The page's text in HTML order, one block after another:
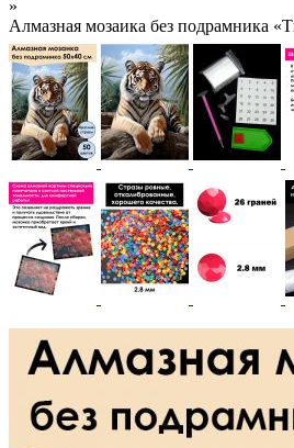
»
Алмазная мозаика без подрамника